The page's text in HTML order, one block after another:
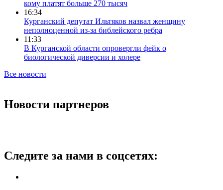
кому платят больше 270 тысяч
16:34
Курганский депутат Ильтяков назвал женщину
неполноценной из-за библейского ребра
11:33
В Курганской области опровергли фейк о
биологической диверсии и холере
Все новости
Новости партнеров
Следите за нами в соцсетях: